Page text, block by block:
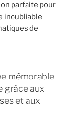
parfaite pour
inoubliable
de
mémorable
grâce aux
et aux